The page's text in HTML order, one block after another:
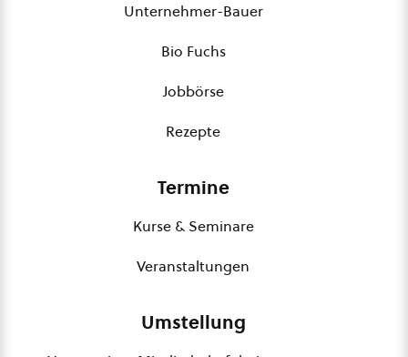
Unternehmer-Bauer
Bio Fuchs
Jobbörse
Rezepte
Termine
Kurse & Seminare
Veranstaltungen
Umstellung